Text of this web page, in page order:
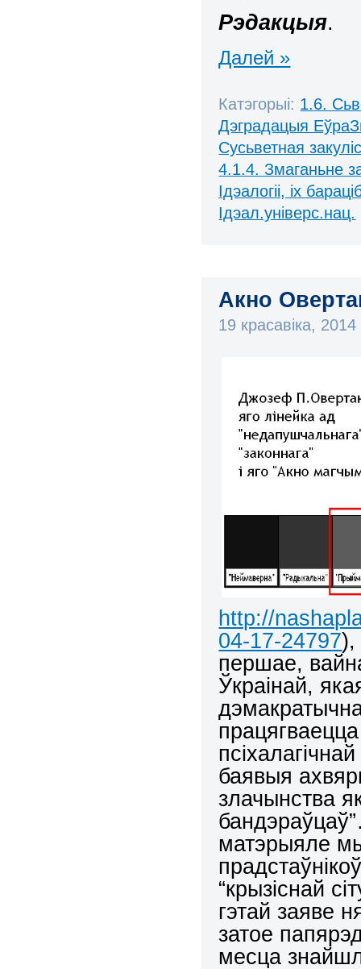
Рэдакцыя.
Далей »
Катэгорыі: 1.6.
Дэградацыя
Сусьветная
4.1.4. Змаганьне
Ідэалогіі, іх
Ідэал.універс.нац.
Акно
19 красавіка, 2014
http://
04-17-24797),
першае,
Ўкраінай,
баявыя
злачынства
матэрыяле
“крызіснай
гэтай заяве
затое
месца